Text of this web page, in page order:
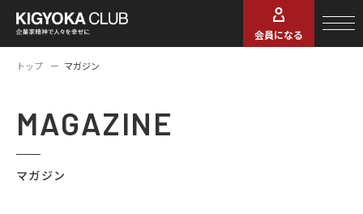
会員になる
トップ マガジン
MAGAZINE
マガジン